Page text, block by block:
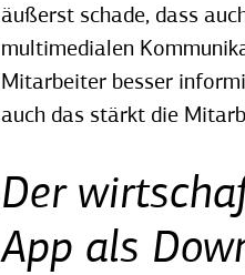
äußerst schade, dass
multimedialen
Mitarbeiter besser
auch das stärkt die
Der
App als